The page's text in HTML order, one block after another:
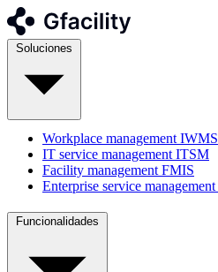
Workplace management IWMS
IT service management ITSM
Facility management FMIS
Enterprise service management